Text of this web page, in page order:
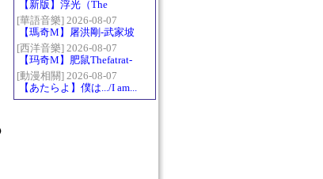
【新版】浮光（The
History）：六和弦
[華語音樂] 2026-08-07
【瑪奇M】屠洪剛-武家坡
2021
[西洋音樂] 2026-08-07
【玛奇M】肥鼠Thefatrat-
Monody
[動漫相關] 2026-08-07
【あたらよ】僕は.../I am...
（我內心的糟糕念頭/僕の